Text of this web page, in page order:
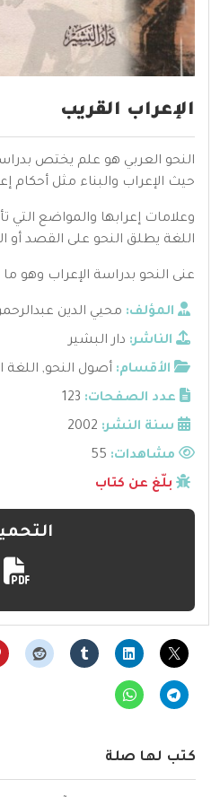
الإعراب القريب
النحو العربي هو علم يختص
حيث الإعراب والبناء مثل أحكام
وعلامات إعرابها والمواضع التي
اللغة يطلق النحو على القصد أو
عنى النحو بدراسة الإعراب وهو ما
المؤلف: محيي الدين
الناشر: دار البشير
الأقسام: أصول النحو, اللغة
عدد الصفحات: 123
سنة النشر: 2002
مشاهدات:
بلّغ عن كتاب
كتب لها صلة